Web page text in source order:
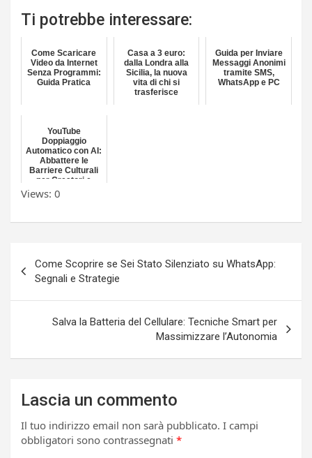
Ti potrebbe interessare:
Come Scaricare
Video da Internet
Senza Programmi:
Guida Pratica
Casa a 3 euro:
dalla Londra alla
Sicilia, la nuova
vita di chi si
trasferisce
Guida per Inviare
Messaggi Anonimi
tramite SMS,
WhatsApp e PC
YouTube
Doppiaggio
Automatico con AI:
Abbattere le
Barriere Culturali
per Creatori e
Spettatori
Views: 0
articoli
Come Scoprire se Sei Stato Silenziato su WhatsApp:
Segnali e Strategie
Salva la Batteria del Cellulare: Tecniche Smart per
Massimizzare l’Autonomia
Lascia un commento
Il tuo indirizzo email non sarà pubblicato. I campi
obbligatori sono contrassegnati *